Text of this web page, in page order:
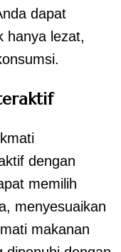
dapat
hanya lezat,
dengan
memilih
menyesuaikan
makanan